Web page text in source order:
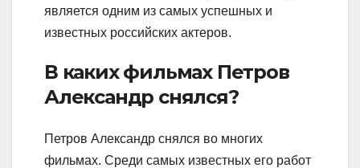
является одним из самых успешных и
известных российских актеров.
В каких фильмах Петров
Александр снялся?
Петров Александр снялся во многих
фильмах. Среди самых известных его работ